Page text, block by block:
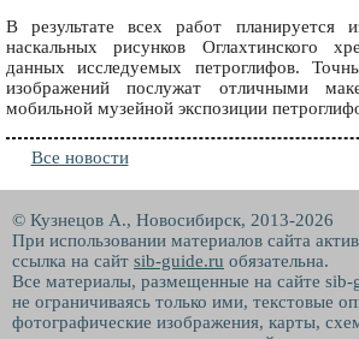
В результате всех работ планируется
наскальных рисунков Оглахтинского
данных исследуемых петроглифов.
изображений послужат отличными
мобильной музейной экспозиции
Все новости
© Кузнецов А., Новосибирск, 2013-2026
При использовании материалов сайта
ссылка на сайт sib-guide.ru обязательна.
Все материалы, размещенные на сайте sib-
не ограничиваясь только ими, текстовые
фотографические изображения, карты,